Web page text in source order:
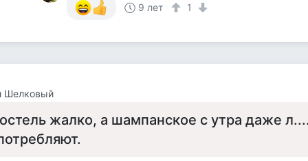
9 лет
1
Шелковый
жалко, а шампанское с утра даже